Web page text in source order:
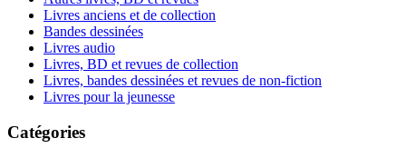
Livres anciens et de collection
Bandes dessinées
Livres audio
Livres, BD et revues de collection
Livres, bandes dessinées et revues de non-fiction
Livres pour la jeunesse
Catégories